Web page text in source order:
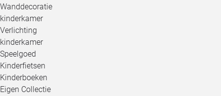
Wanddecoratie
kinderkamer
Verlichting
kinderkamer
Speelgoed
Kinderfietsen
Kinderboeken
Eigen Collectie